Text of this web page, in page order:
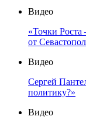
Видео
«Точки
от
Видео
Сергей
политику?»
Видео